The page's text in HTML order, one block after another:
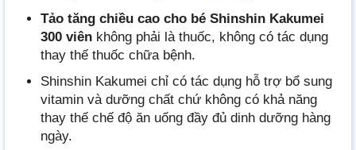
Tảo tăng chiều cao cho bé Shinshin Kakumei
300 viên không phải là thuốc, không có tác dụng
thay thế thuốc chữa bệnh.
Shinshin Kakumei chỉ có tác dụng hỗ trợ bổ sung
vitamin và dưỡng chất chứ không có khả năng
thay thế chế độ ăn uống đầy đủ dinh dưỡng hàng
ngày.